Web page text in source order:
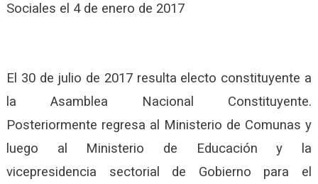
Sociales el 4 de enero de 2017​
El 30 de julio de 2017 resulta electo constituyente a
la Asamblea Nacional Constituyente.
Posteriormente regresa al Ministerio de Comunas y
luego al Ministerio de Educación y la
vicepresidencia sectorial de Gobierno para el